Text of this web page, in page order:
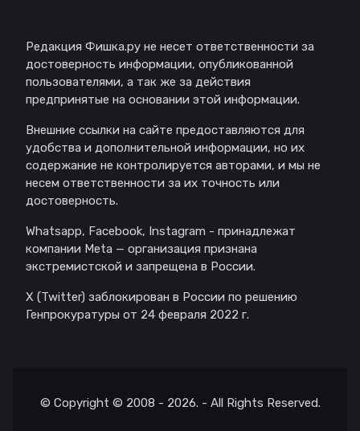
Редакция Фишка.ру не несет ответственности за
достоверность информации, опубликованной
пользователями, а так же за действия
предпринятые на основании этой информации.
Внешние ссылки на сайте предоставляются для
удобства и дополнительной информации, но их
содержание не контролируется авторами, и мы не
несем ответственности за их точность или
достоверность.
Whatsapp, Facebook, Instagram - принадлежат
компании Meta — организация признана
экстремистской и запрещена в России.
X (Twitter) заблокирован в России по решению
Генпрокуратуры от 24 февраля 2022 г.
© Copyright © 2008 - 2026. - All Rights Reserved.